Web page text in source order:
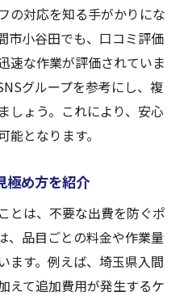
の対応を知る手がかりにな
市小谷田でも、口コミ評価
速な作業が評価されていま
グループを参考にし、複
しょう。これにより、安心
となります。
極め方を紹介
とは、不要な出費を防ぐポ
、品目ごとの料金や作業量
ます。例えば、埼玉県入間
えて追加費用が発生するケ